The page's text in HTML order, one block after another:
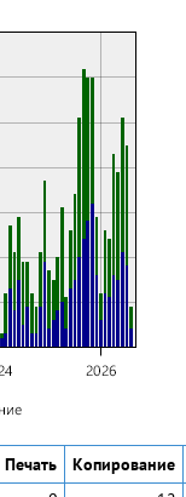
Печать Копирование